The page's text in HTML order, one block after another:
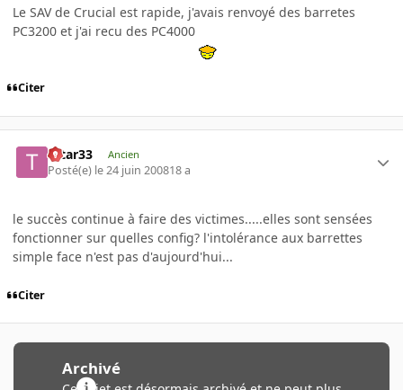
Le SAV de Crucial est rapide, j'avais renvoyé des barretes
PC3200 et j'ai recu des PC4000
Citer
tatar33 Ancien
Posté(e) le 24 juin 200818 a
le succès continue à faire des victimes.....elles sont sensées
fonctionner sur quelles config? l'intolérance aux barrettes
simple face n'est pas d'aujourd'hui...
Citer
Archivé